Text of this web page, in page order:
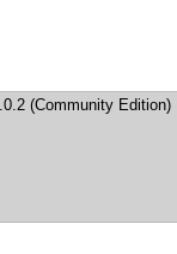
(Community Edition)